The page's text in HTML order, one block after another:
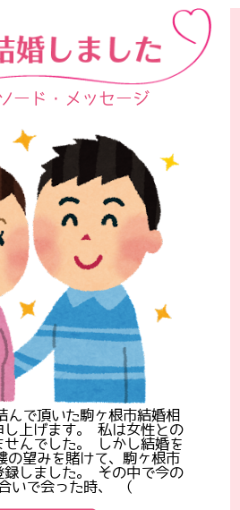
ード・メッセージ
んで頂いた駒ヶ根市結婚相
し上げます。 私は女性との
せんでした。 しかし結婚を
の望みを賭けて、駒ヶ根市
録しました。 その中で今の
いで会った時、
（